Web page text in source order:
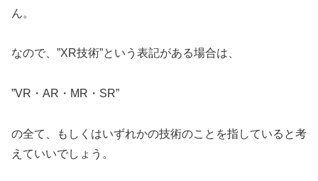
ん。
なので、”XR技術”という表記がある場合は、
”VR・AR・MR・SR”
の全て、もしくはいずれかの技術のことを指していると考
えていいでしょう。